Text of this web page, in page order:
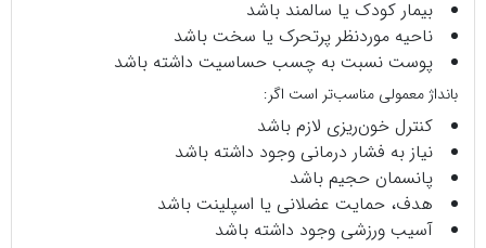
بیمار کودک یا سالمند باشد
ناحیه موردنظر پرتحرک یا سخت باشد
پوست نسبت به چسب حساسیت داشته باشد
بانداژ معمولی مناسب‌تر است اگر:
کنترل خون‌ریزی لازم باشد
نیاز به فشار درمانی وجود داشته باشد
پانسمان حجیم باشد
هدف، حمایت عضلانی یا اسپلینت باشد
آسیب ورزشی وجود داشته باشد